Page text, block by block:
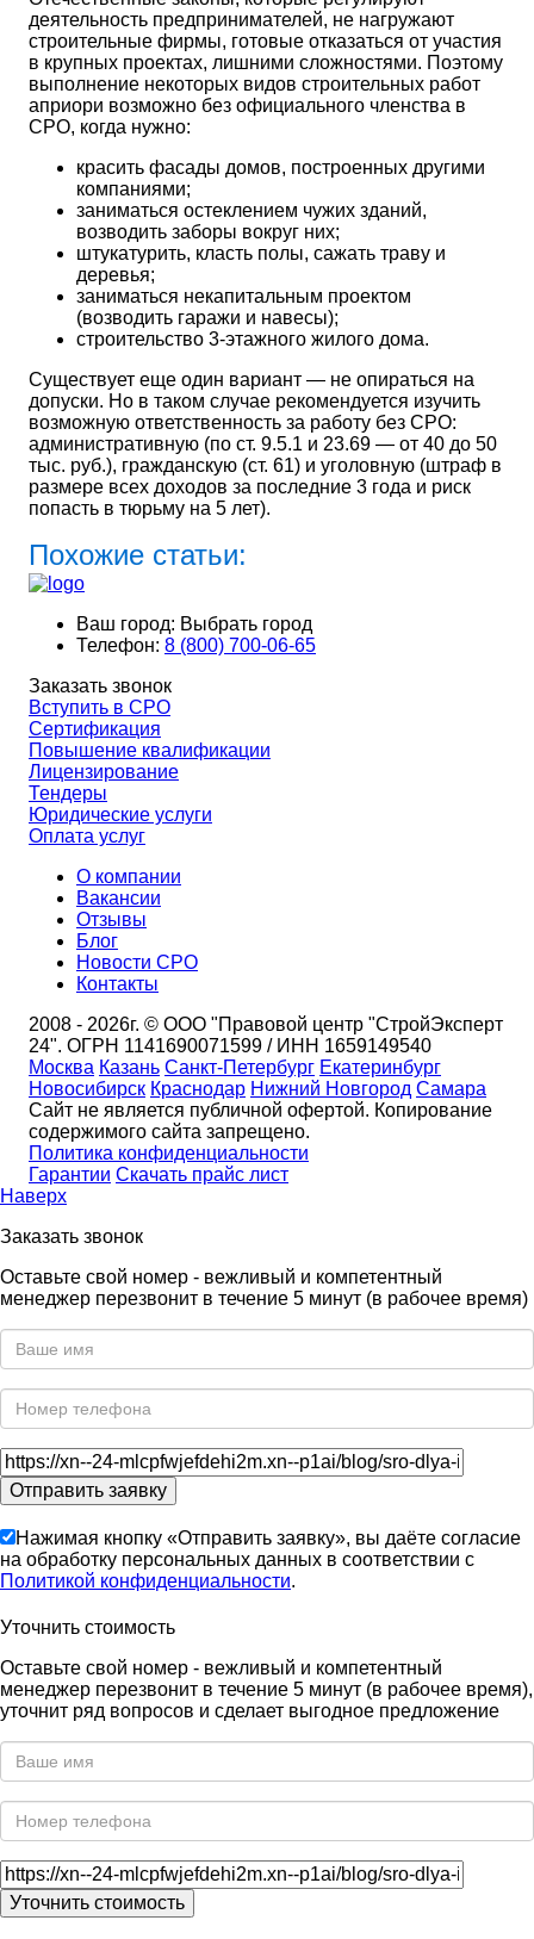
деятельность предпринимателей, не нагружают
строительные фирмы, готовые отказаться от участия
в крупных проектах, лишними сложностями. Поэтому
выполнение некоторых видов строительных работ
априори возможно без официального членства в
СРО, когда нужно:
красить фасады домов, построенных другими
компаниями;
заниматься остеклением чужих зданий,
возводить заборы вокруг них;
штукатурить, класть полы, сажать траву и
деревья;
заниматься некапитальным проектом
(возводить гаражи и навесы);
строительство 3-этажного жилого дома.
Существует еще один вариант — не опираться на
допуски. Но в таком случае рекомендуется изучить
возможную ответственность за работу без СРО:
административную (по ст. 9.5.1 и 23.69 — от 40 до 50
тыс. руб.), гражданскую (ст. 61) и уголовную (штраф в
размере всех доходов за последние 3 года и риск
попасть в тюрьму на 5 лет).
Похожие статьи:
Ваш город: Выбрать город
Телефон: 8 (800) 700-06-65
Заказать звонок
Вступить в СРО
Сертификация
Повышение квалификации
Лицензирование
Тендеры
Юридические услуги
Оплата услуг
О компании
Вакансии
Отзывы
Блог
Новости СРО
Контакты
2008 - 2026г. © ООО "Правовой центр "СтройЭксперт
24". ОГРН 1141690071599 / ИНН 1659149540
Москва Казань Санкт-Петербург Екатеринбург
Новосибирск Краснодар Нижний Новгород Самара
Сайт не является публичной офертой. Копирование
содержимого сайта запрещено.
Политика конфиденциальности
Гарантии Скачать прайс лист
Наверх
Заказать звонок
Оставьте свой номер - вежливый и компетентный
менеджер перезвонит в течение 5 минут (в рабочее время)
Нажимая кнопку «Отправить заявку», вы даёте согласие
на обработку персональных данных в соответствии с
Политикой конфиденциальности.
Уточнить стоимость
Оставьте свой номер - вежливый и компетентный
менеджер перезвонит в течение 5 минут (в рабочее время),
уточнит ряд вопросов и сделает выгодное предложение